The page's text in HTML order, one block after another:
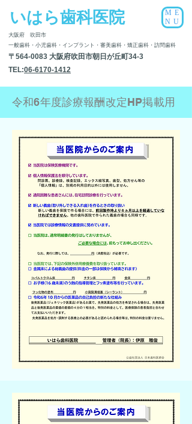
大阪府 吹田市
一般歯科・小児歯科・インプラント・審美歯科​・矯正歯科・訪問歯科
いはら歯科医院
〒564-0083 大阪府吹田市朝日が丘町34-3
TEL:06-6170-1412
ME
NU
令和6年度診療報酬改定HP掲載用